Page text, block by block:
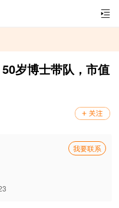
岁博士带队，市值
我要联系